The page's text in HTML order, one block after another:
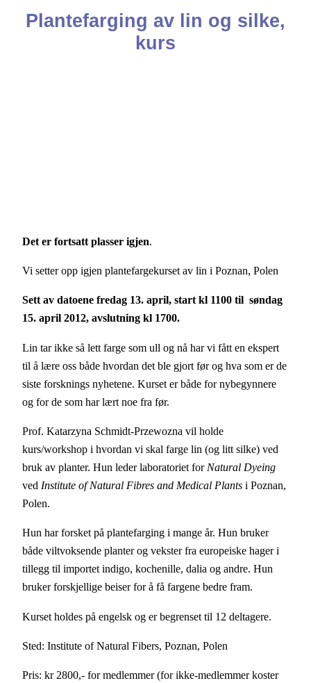
Plantefarging av lin og silke,
kurs
Det er fortsatt plasser igjen.
Vi setter opp igjen plantefargekurset av lin i Poznan, Polen
Sett av datoene fredag 13. april, start kl 1100 til søndag
15. april 2012, avslutning kl 1700.
Lin tar ikke så lett farge som ull og nå har vi fått en ekspert
til å lære oss både hvordan det ble gjort før og hva som er de
siste forsknings nyhetene. Kurset er både for nybegynnere
og for de som har lært noe fra før.
Prof. Katarzyna Schmidt-Przewozna vil holde
kurs/workshop i hvordan vi skal farge lin (og litt silke) ved
bruk av planter. Hun leder laboratoriet forNatural Dyeing
ved Institute of Natural Fibres and Medical Plants i Poznan,
Polen.
Hun har forsket på plantefarging i mange år. Hun bruker
både viltvoksende planter og vekster fra europeiske hager i
tillegg til importet indigo, kochenille, dalia og andre. Hun
bruker forskjellige beiser for å få fargene bedre fram.
Kurset holdes på engelsk og er begrenset til 12 deltagere.
Sted: Institute of Natural Fibers, Poznan, Polen
Pris: kr 2800,- for medlemmer (for ikke-medlemmer koster